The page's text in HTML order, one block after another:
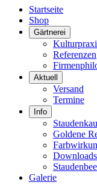
Startseite
Shop
Gärtnerei
Referenzen
Aktuell
Versand
Termine
Info
Goldene
Downloads
Galerie